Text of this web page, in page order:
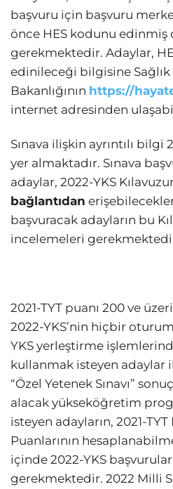
başvuru için başvuru
önce HES kodunu edinmiş
gerekmektedir. Adaylar,
edinileceği bilgisine Sağlık
Bakanlığının https://
internet adresinden
Sınava ilişkin ayrıntılı bilgi
yer almaktadır. Sınava
adaylar, 2022-YKS
bağlantıdan
başvuracak adayların bu
incelemeleri
2021-TYT puanı 200 ve
2022-YKS’nin hiçbir
YKS yerleştirme
kullanmak isteyen adaylar
“Özel Yetenek Sınavı”
alacak yükseköğretim
isteyen adayların, 2021-
Puanlarının
içinde 2022-YKS
gerekmektedir. 2022 Milli